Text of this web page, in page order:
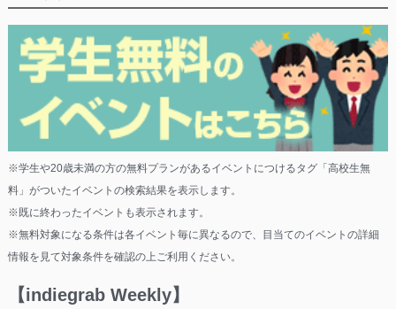
※学生や20歳未満の方の無料プランがあるイベントにつけるタグ「高校生無
料」がついたイベントの検索結果を表示します。
※既に終わったイベントも表示されます。
※無料対象になる条件は各イベント毎に異なるので、目当てのイベントの詳細
情報を見て対象条件を確認の上ご利用ください。
【indiegrab Weekly】